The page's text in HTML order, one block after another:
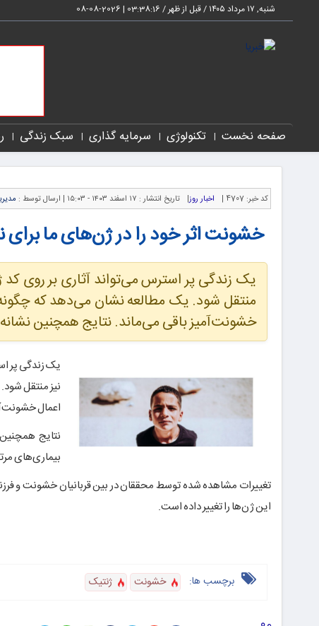
شنبه, ۱۷ مرداد ۱۴۰۵ / قبل از ظهر / 03:38:17
|
2026-08-08
صفحه نخست تکنولوژی سرمایه گذاری سبک زندگی
کد خبر: 4707 | اخبار روز| تاریخ انتشار : ۱۷ اسفند ۱۴۰۳ - ۱۵:۰۳ | ارسال توسط :
خشونت اثر خود را در ژن‌های ما
یک زندگی پر استرس می‌تواند آثاری بر روی کد
منتقل شود. یک مطالعه نشان می‌دهد که چگونه
خشونت‌آمیز باقی می‌ماند. نتایج همچنین
یک زندگی پر
نیز منتقل
اعمال
نتایج
بیماری‌های
تغییرات مشاهده شده توسط محققان در بین قربانیان خشونت و
این ژن‌ها را تغییر داده است.
برچسب ها: خشونت ژنتیک